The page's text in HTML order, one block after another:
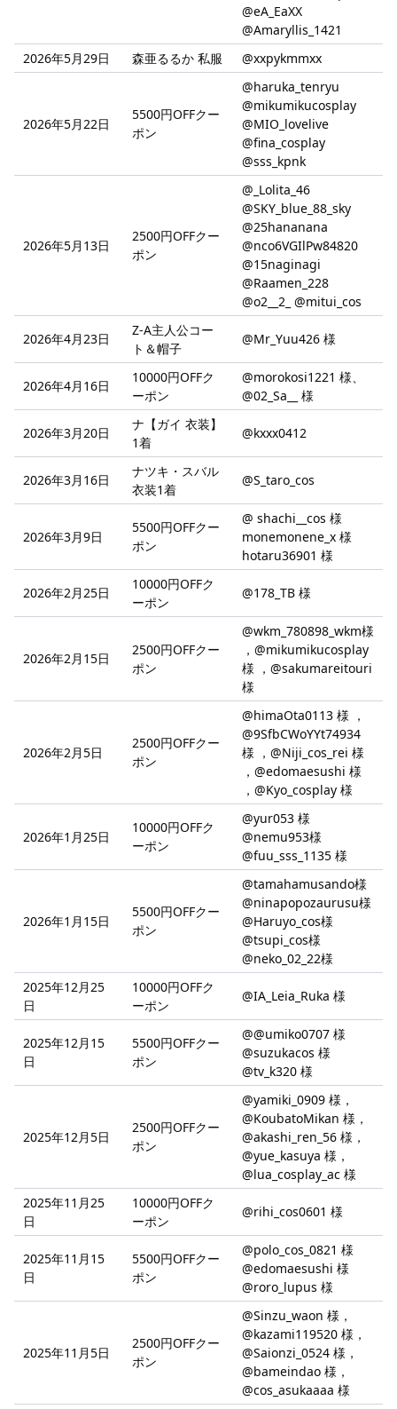
@eA_EaXX
@Amaryllis_1421
2026年5月29日
森亜るるか 私服 @xxpykmmxx
2026年5月22日
5500円OFFクー
ポン
@haruka_tenryu
@mikumikucosplay
@MIO_lovelive
@fina_cosplay
@sss_kpnk
2026年5月13日
2500円OFFクー
ポン
@_Lolita_46
@SKY_blue_88_sky
@25hananana
@nco6VGIlPw84820
@15naginagi
@Raamen_228
@o2__2_ @mitui_cos
2026年4月23日
Z-A主人公コー
ト＆帽子
@Mr_Yuu426 様
2026年4月16日
10000円OFFク
ーポン
@morokosi1221 様、
@02_Sa__ 様
2026年3月20日
ナ【ガイ 衣装】
1着
@kxxx0412
2026年3月16日
ナツキ・スバル
衣装1着
@S_taro_cos
2026年3月9日
5500円OFFクー
ポン
@ shachi__cos 様
monemonene_x 様
hotaru36901 様
2026年2月25日
10000円OFFク
ーポン
@178_TB 様
2026年2月15日
2500円OFFクー
ポン
@wkm_780898_wkm様
，@mikumikucosplay
様 ，@sakumareitouri
様
2026年2月5日
2500円OFFクー
ポン
@himaOta0113 様 ，
@9SfbCWoYYt74934
様 ，@Niji_cos_rei 様
，@edomaesushi 様
，@Kyo_cosplay 様
2026年1月25日
10000円OFFク
ーポン
@yur053 様
@nemu953様
@fuu_sss_1135 様
2026年1月15日
5500円OFFクー
ポン
@tamahamusando様
@ninapopozaurusu様
@Haruyo_cos様
@tsupi_cos様
@neko_02_22様
2025年12月25
日
10000円OFFク
ーポン
@IA_Leia_Ruka 様
2025年12月15
日
5500円OFFクー
ポン
@@umiko0707 様
@suzukacos 様
@tv_k320 様
2025年12月5日
2500円OFFクー
ポン
@yamiki_0909 様，
@KoubatoMikan 様，
@akashi_ren_56 様，
@yue_kasuya 様，
@lua_cosplay_ac 様
2025年11月25
日
10000円OFFク
ーポン
@rihi_cos0601 様
2025年11月15
日
5500円OFFクー
ポン
@polo_cos_0821 様
@edomaesushi 様
@roro_lupus 様
2025年11月5日
2500円OFFクー
ポン
@Sinzu_waon 様，
@kazami119520 様，
@Saionzi_0524 様，
@bameindao 様，
@cos_asukaaaa 様